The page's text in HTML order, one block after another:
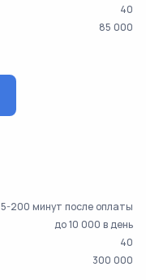
40
85 000
5-200 минут после оплаты
до 10 000 в день
40
300 000